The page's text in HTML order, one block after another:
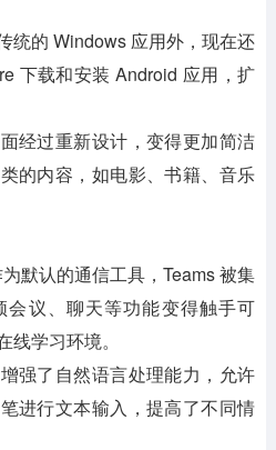
统的 Windows 应用外，现在还
下载和安装 Android 应用，扩
经过重新设计，变得更加简洁
的内容，如电影、书籍、音乐
默认的通信工具，Teams 被集
会议、聊天等功能变得触手可
学习环境。
强了自然语言处理能力，允许
进行文本输入，提高了不同情